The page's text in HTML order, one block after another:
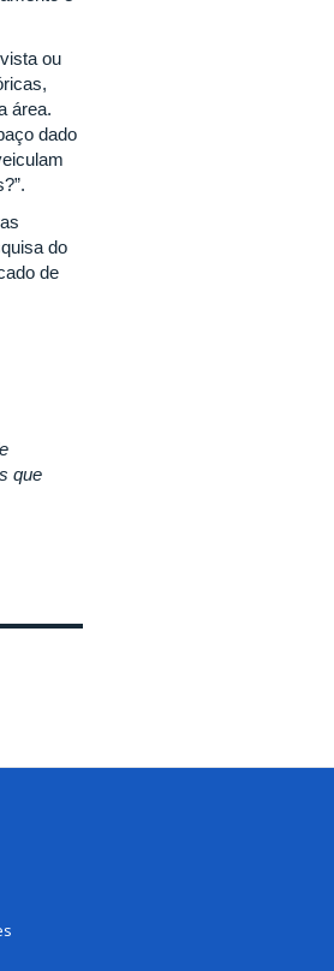
ou
área.
dado
do
de
que